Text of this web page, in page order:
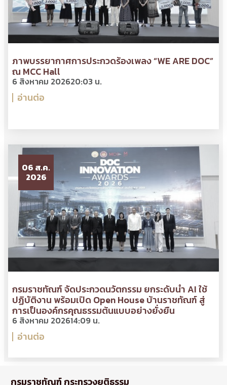
ภาพบรรยากาศการประกวดร้องเพลง “WE ARE DOC”
ณ MCC Hall
6 สิงหาคม 202620:03 น.
อ่านต่อ
06 ส.ค.
2026
กรมราชทัณฑ์ จัดประกวดนวัตกรรม ยกระดับนำ AI ใช้
ปฏิบัติงาน พร้อมเปิด Open House บ้านราชทัณฑ์ สู่
การเป็นองค์กรคุณธรรมต้นแบบอย่างยั่งยืน
6 สิงหาคม 202614:09 น.
อ่านต่อ
กรมราชทัณฑ์ กระทรวงยุติธรรม